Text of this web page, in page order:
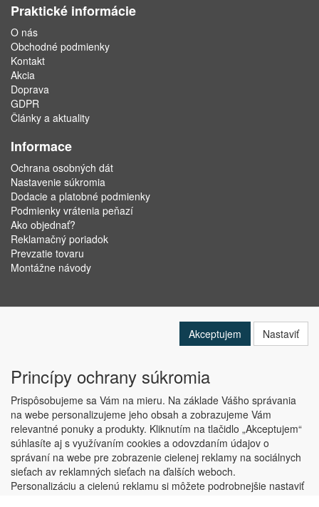
Praktické informácie
O nás
Obchodné podmienky
Kontakt
Akcia
Doprava
GDPR
Články a aktuality
Informace
Ochrana osobných dát
Nastavenie súkromia
Dodacie a platobné podmienky
Podmienky vrátenia peňazí
Ako objednať?
Reklamačný poriadok
Prevzatie tovaru
Montážne návody
Copyright © ABRA Software a.s. 2019
Akceptujem Nastaviť
Princípy ochrany súkromia
Prispôsobujeme sa Vám na mieru. Na základe Vášho správania
na webe personalizujeme jeho obsah a zobrazujeme Vám
relevantné ponuky a produkty. Kliknutím na tlačidlo „Akceptujem“
súhlasíte aj s využívaním cookies a odovzdaním údajov o
správaní na webe pre zobrazenie cielenej reklamy na sociálnych
sieťach av reklamných sieťach na ďalších weboch.
Personalizáciu a cielenú reklamu si môžete podrobnejšie nastaviť